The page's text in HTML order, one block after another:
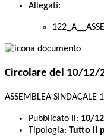
Allegati:
Circolare del 10/12/
ASSEMBLEA SINDACALE
Pubblicato il: 10/
Tipologia: Tutto il